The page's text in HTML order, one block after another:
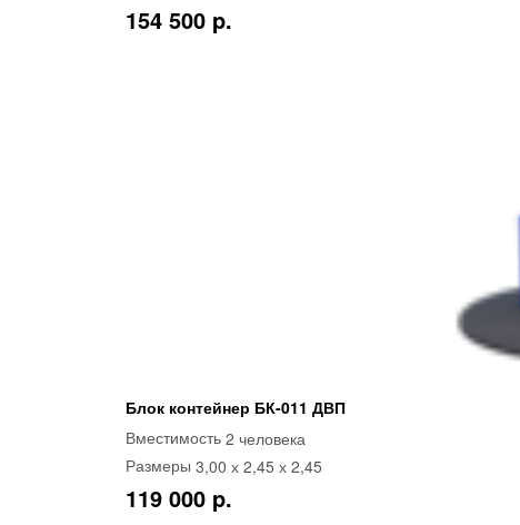
154 500 p.
Блок контейнер БК-011 ДВП
Вместимость 2 человека
Размеры 3,00 х 2,45 х 2,45
119 000 p.